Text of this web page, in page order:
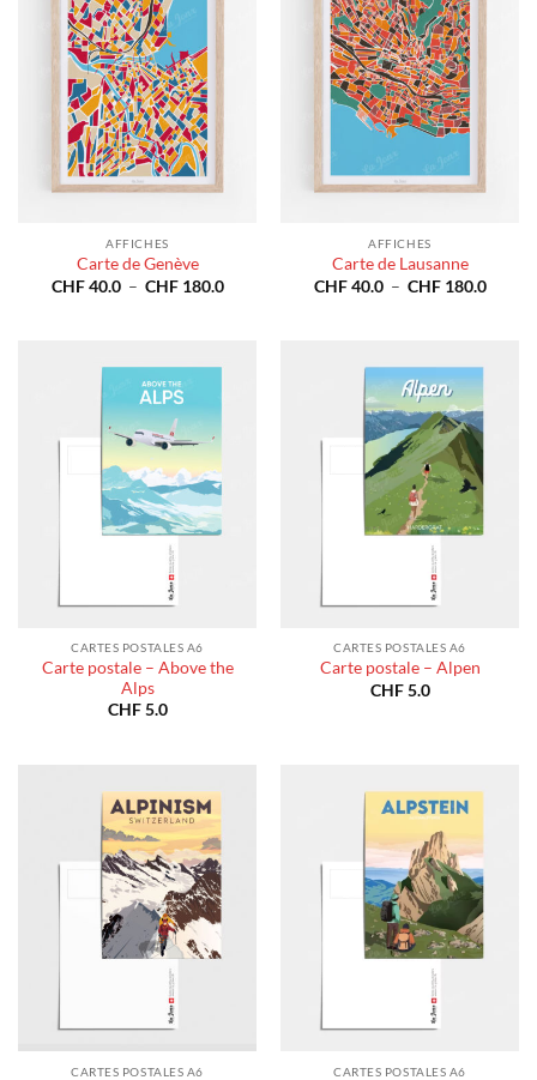
AFFICHES
Carte de Genève
CHF40.0 – CHF180.0Plage
AFFICHES
Carte de Lausanne
CHF40.0 – CHF180.0Plage
CARTES POSTALES A6
Carte postale – Above the
Alps
CHF5.0
CARTES POSTALES A6
Carte postale – Alpen
CHF5.0
CARTES POSTALES A6 CARTES POSTALES A6